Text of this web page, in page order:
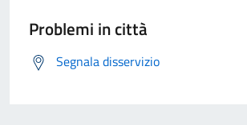
Problemi in città
Segnala disservizio